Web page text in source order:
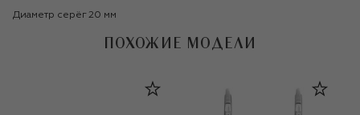
Диаметр серёг 20 мм
ПОХОЖИЕ МОДЕЛИ